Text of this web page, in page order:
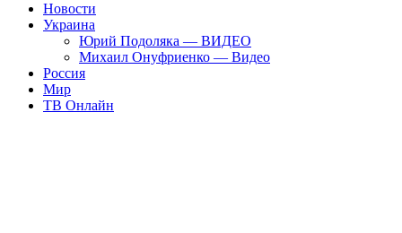
Новости
Украина
Юрий Подоляка — ВИДЕО
Михаил Онуфриенко — Видео
Россия
Мир
ТВ Онлайн